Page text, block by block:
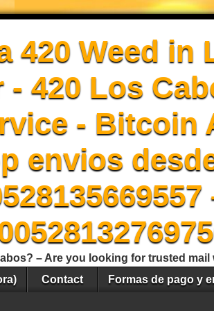
420 Weed in
420 Los
- Bitcoin
envios
– Are you looking for trusted
Contact Formas de pago y